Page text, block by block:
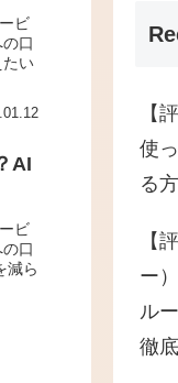
ビ
口
たい
AI
ビ
口
減ら
【
使
る
【
ー
ル
徹